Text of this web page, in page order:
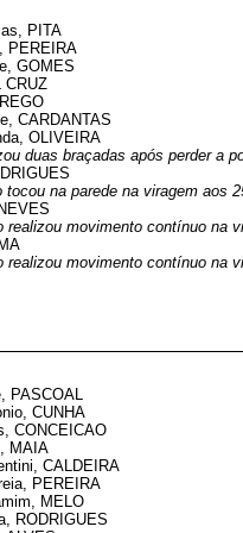
PITA
PEREIRA
GOMES
CRUZ
CARDANTAS
OLIVEIRA
duas braçadas após perder a
tocou na parede na viragem aos
realizou movimento contínuo na
realizou movimento contínuo na
PASCOAL
CUNHA
CONCEICAO
MAIA
CALDEIRA
PEREIRA
MELO
RODRIGUES